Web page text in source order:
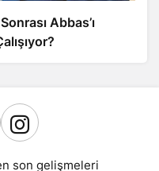
Abbas’ı
son gelişmeleri